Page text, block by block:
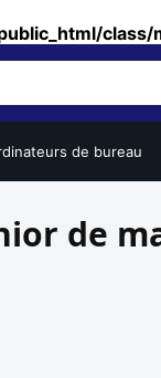
class/
de bureau
de